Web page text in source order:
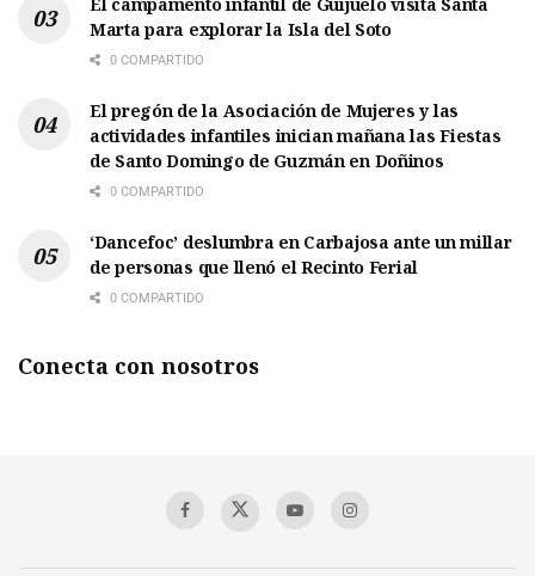
Marta para explorar la Isla del Soto
0 COMPARTIDO
El pregón de la Asociación de Mujeres y las
actividades infantiles inician mañana las Fiestas
de Santo Domingo de Guzmán en Doñinos
0 COMPARTIDO
‘Dancefoc’ deslumbra en Carbajosa ante un millar
de personas que llenó el Recinto Ferial
0 COMPARTIDO
Conecta con nosotros